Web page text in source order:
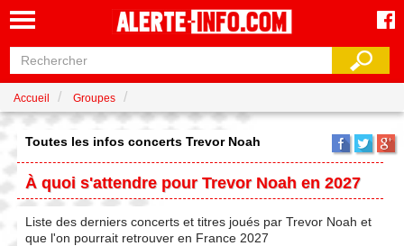
Accueil Groupes
Toutes les infos concerts Trevor Noah
À quoi s'attendre pour Trevor Noah en 2027
Liste des derniers concerts et titres joués par Trevor Noah et
que l'on pourrait retrouver en France 2027